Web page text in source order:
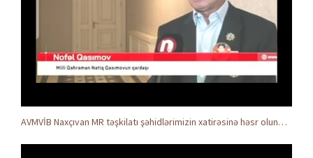
AVMVİB Naxçıvan MR təşkilatı şəhidlərimizin xatirəsinə həsr olunmuş tədbir keçirdi